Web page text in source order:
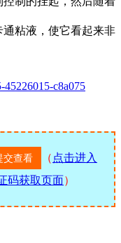
粘液，使它看起来非
45226015-c8a075
（ 点击进入
码获取页面）